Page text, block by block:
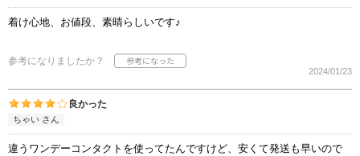
着け心地、お値段、素晴らしいです♪
参考になりましたか？
2024/01/23
良かった
ちゃい さん
違うワンデーコンタクトを使ってたんですけど、安くて発送も早いので